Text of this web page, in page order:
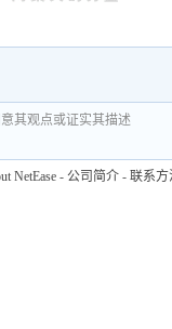
其观点或证实其描述
NetEase - 公司简介 - 联系方